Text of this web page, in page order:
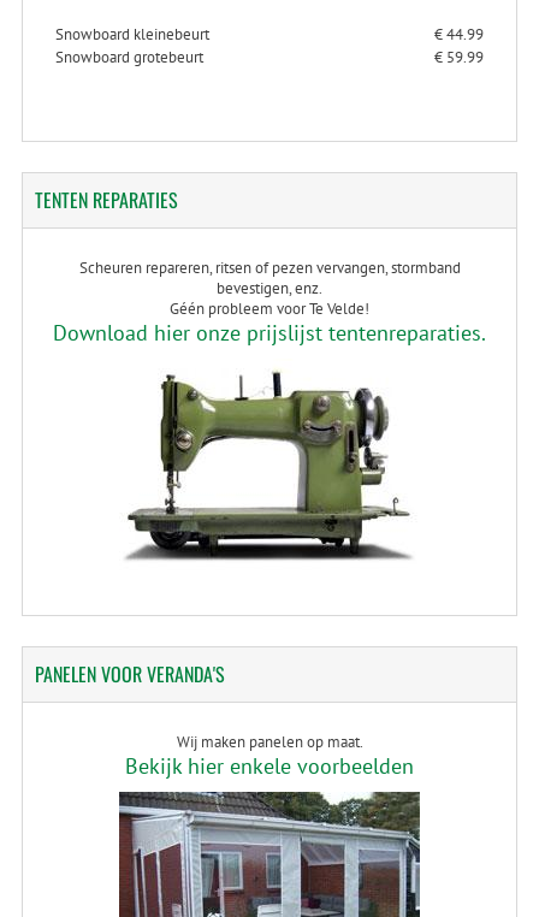
Snowboard kleinebeurt
€ 44.99
Snowboard grotebeurt
€ 59.99
TENTENREPARATIES
Scheuren repareren, ritsen of pezen vervangen, stormband
bevestigen, enz.
Géén probleem voor Te Velde!
Download hier onze prijslijst tentenreparaties.
PANELENVOOR VERANDA'S
Wij maken panelen op maat.
Bekijk hier enkele voorbeelden